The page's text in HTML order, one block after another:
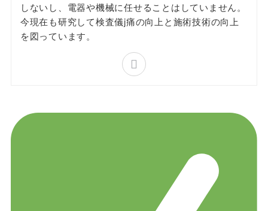
しないし、電器や機械に任せることはしていません。
今現在も研究して検査儀j痛の向上と施術技術の向上
を図っています。